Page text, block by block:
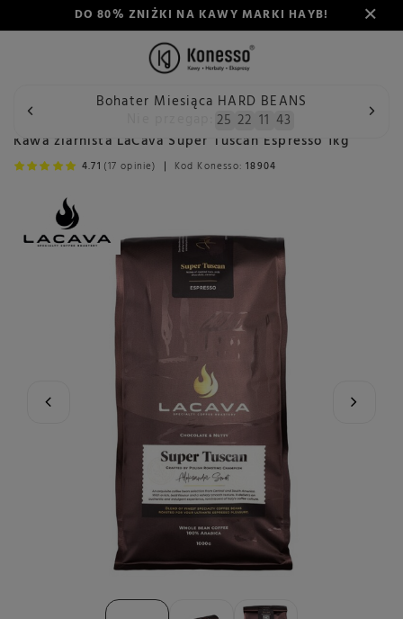
DO 80% ZNIŻKI NA KAWY MARKI HAYB!
Bohater Miesiąca HARD BEANS
25 22 11 42
Wstecz Konesso Kawa Przeznaczenie Do ekspresu
Kawa ziarnista LaCava Super Tuscan Espresso 1kg
4.71 (17 opinie) Kod Konesso:18904